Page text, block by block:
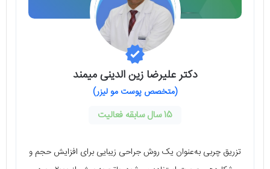
دکتر علیرضا زین الدینی میمند
(متخصص پوست مو لیزر)
15 سال سابقه فعالیت
تزریق چربی به‌عنوان یک روش جراحی زیبایی برای افزایش حجم و